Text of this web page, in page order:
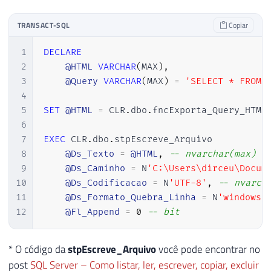
102
103
118
119
DataColumn
                    retorno
                    <td>"
                retorno
@"
                </tr>"
;
            retorno
+= @"
TRANSACT-SQL Copiar
1
2
3
4
5
6
7
8
9
10
11
12
DECLARE
@HTML VARCHAR(MAX) ,
@Query VARCHAR(MAX) = 'SELECT * FROM
SET @HTML = CLR. dbo . fncExporta_Query_HTML
EXEC CLR. dbo . stpEscreve_Arquivo
@Ds_Texto = @HTML ,
-- nvarchar(max)
@Ds_Caminho = N
@Ds_Codificacao = N 'UTF-8' ,
--
@Ds_Formato_Quebra_Linha = N 'windows'
@Fl_Append = 0 -- bit
* O código dastpEscreve_Arquivovocê pode encontrar no
postSQL Server – Como listar, ler, escrever, copiar, excluir